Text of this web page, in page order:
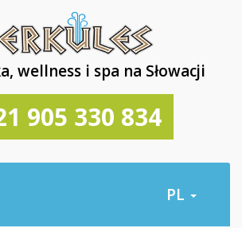
wellness i spa na Słowacji
905 330 834
PL